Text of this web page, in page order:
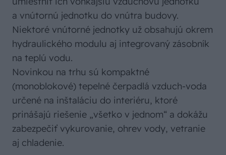
a vnútornú jednotku do vnútra budovy.
Niektoré vnútorné jednotky už obsahujú okrem
hydraulického modulu aj integrovaný zásobník
na teplú vodu.
Novinkou na trhu sú kompaktné
(monoblokové) tepelné čerpadlá vzduch-voda
určené na inštaláciu do interiéru, ktoré
prinášajú riešenie „všetko v jednom“ a dokážu
zabezpečiť vykurovanie, ohrev vody, vetranie
aj chladenie.